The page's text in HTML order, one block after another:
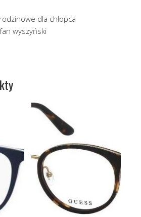
dla chłopca
wyszyński